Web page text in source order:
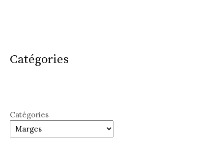
Catégories
Catégories